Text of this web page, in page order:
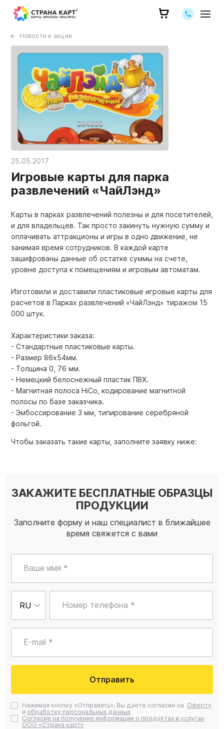
Позвоните
Новости и акции
25.05.2017
Игровые карты для парка
развлечений «ЧайЛэнд»
Карты в парках развлечений полезны и для посетителей,
и для владельцев. Так просто закинуть нужную сумму и
оплачивать аттракционы и игры в одно движение, не
занимая время сотрудников. В каждой карте
зашифрованы данные об остатке суммы на счете,
уровне доступа к помещениям и игровым автоматам.
Изготовили и доставили пластиковые игровые карты для
расчетов в Парках развлечений «ЧайЛэнд» тиражом 15
000 штук.
Характеристики заказа:
- Стандартные пластиковые карты.
- Размер 86х54мм.
- Толщина 0, 76 мм.
- Немецкий белоснежный пластик ПВХ.
- Магнитная полоса HiCo, кодирование магнитной
полосы по базе заказчика.
- Эмбоссирование 3 мм, типирование серебряной
фольгой.
Чтобы заказать такие карты, заполните заявку ниже:
ЗАКАЖИТЕ БЕСПЛАТНЫЕ ОБРАЗЦЫ
ПРОДУКЦИИ
Заполните форму и наш специалист в ближайшее
время свяжется с вами
Ваше имя *
Номер телефона *
E-mail *
Отправить
Нажимая кнопку «Отправить», Вы даете согласие на Оферту
и обработку персональных данных
Согласие на получение информации о продуктах и услугах
ООО «Страна карт»